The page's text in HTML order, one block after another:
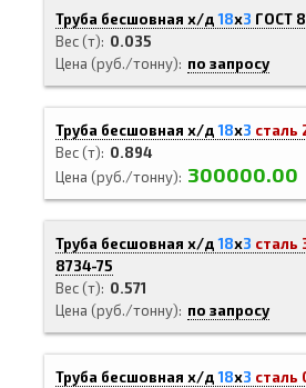
Труба бесшовная х/д18х3 ГОСТ
Вес (т)
0.035
Цена (руб./тонну)
по запросу
Труба бесшовная х/д18х3 сталь
Вес (т)
0.894
Цена (руб./тонну)
300000.00
Труба бесшовная х/д18х3 сталь
8734-75
Вес (т)
0.571
Цена (руб./тонну)
по запросу
Труба бесшовная х/д18х3 сталь